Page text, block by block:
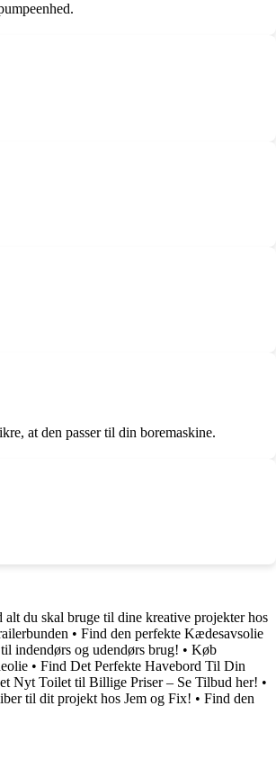
at den passer til din boremaskine.
alt du skal bruge til dine kreative projekter hos
• Find den perfekte Kædesavsolie
indendørs og udendørs brug! • Køb
• Find Det Perfekte Havebord Til Din
Nyt Toilet til Billige Priser – Se Tilbud her! •
til dit projekt hos Jem og Fix! • Find den